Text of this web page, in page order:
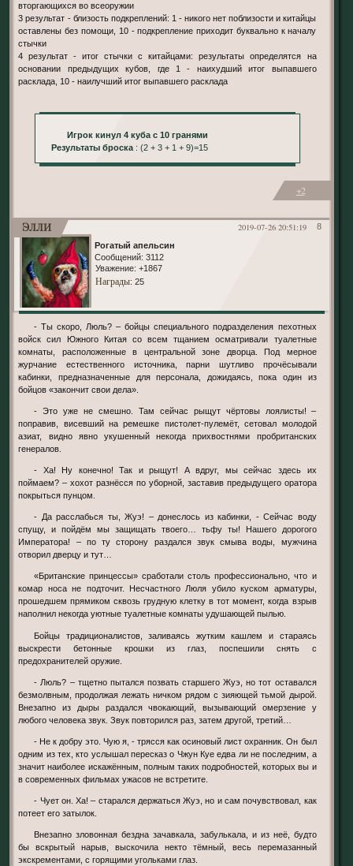
вторгающихся во всеоружии
3 результат - близость подкреплений: 1 - никого нет поблизости и китайцы
оставлены без помощи, 10 - подкрепление приходит буквально к началу
стычки
4 результат - итог стычки с китайцами: результаты определятся на
основании предыдущих кубов, где 1 - наихудший итог выпавшего
расклада, 10 - наилучший итог выпавшего расклада
Игрок кинул 4 куба с 10 гранями
Результаты броска : (2 + 3 + 1 + 9)=15
+2
8
2019-07-26 20:51:19
Элли
Рогатый апельсин
Сообщений: 3112
Уважение: +1867
Награды: 25
- Ты скоро, Люль? – бойцы специального подразделения пехотных
войск сил Южного Китая со всем тщанием осматривали туалетные
комнаты, расположенные в центральной зоне дворца. Под мерное
журчание естественного источника, парни шутливо прочёсывали
кабинки, предназначенные для персонала, дожидаясь, пока один из
бойцов «закончит свои дела».
- Это уже не смешно. Там сейчас рыщут чёртовы лоялисты! –
поправив, висевший на ремешке пистолет-пулемёт, сетовал молодой
азиат, видно явно укушенный некогда прихвостнями пробританских
генералов.
- Ха! Ну конечно! Так и рыщут! А вдруг, мы сейчас здесь их
поймаем? – хохот разнёсся по уборной, заставив предыдущего оратора
покрыться пунцом.
- Да расслабься ты, Жуэ! – донеслось из кабинки, - Сейчас воду
спущу, и пойдём мы защищать твоего… тьфу ты! Нашего дорогого
Императора! – по ту сторону раздался звук смыва воды, мужчина
отворил дверцу и тут…
«Британские принцессы» сработали столь профессионально, что и
комар носа не подточит. Несчастного Люля убило куском арматуры,
прошедшем прямиком сквозь грудную клетку в тот момент, когда взрыв
наполнил некогда уютные туалетные комнаты удушающей пылью.
Бойцы традиционалистов, заливаясь жутким кашлем и стараясь
выскрести бетонные крошки из глаз, поспешили снять с
предохранителей оружие.
- Люль? – тщетно пытался позвать старшего Жуэ, но тот оставался
безмолвным, продолжая лежать ничком рядом с зияющей тьмой дырой.
Внезапно из дыры раздался чвокающий, вызывающий омерзение у
любого человека звук. Звук повторился раз, затем другой, третий…
- Не к добру это. Чую я, - трясся как осиновый лист охранник. Он был
одним из тех, кто услышал пересказ о Чжун Куе едва ли не последним, а
значит наиболее искажённым, полным таких подробностей, которых вы и
в современных фильмах ужасов не встретите.
- Чует он. Ха! – старался держаться Жуэ, но и сам почувствовал, как
потеет его затылок.
Внезапно зловонная бездна зачавкала, забулькала, и из неё, будто
бы вскрытый нарыв, выскочила некто тёмный, весь перемазанный
экскрементами, с горящими угольками глаз.